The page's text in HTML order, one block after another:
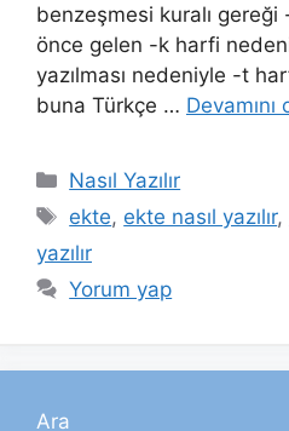
benzeşmesi kuralı
önce gelen -k harfi
yazılması nedeniyle -t
buna Türkçe … Devamını
Kategoriler
Nasıl Yazılır
Etiketler
ekte, ekte nasıl yazılır,
yazılır
Yorum yap
Ara